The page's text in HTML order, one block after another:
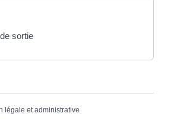
sortie
légale et administrative